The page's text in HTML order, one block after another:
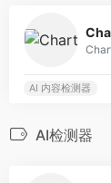
AI 内容检测器
AI检测器